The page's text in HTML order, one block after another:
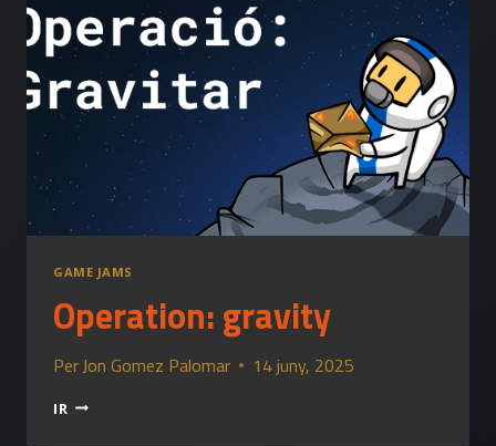
GAME JAMS
Operation: gravity
Per Jon Gomez Palomar 14 juny, 2025
IR OPERATION: